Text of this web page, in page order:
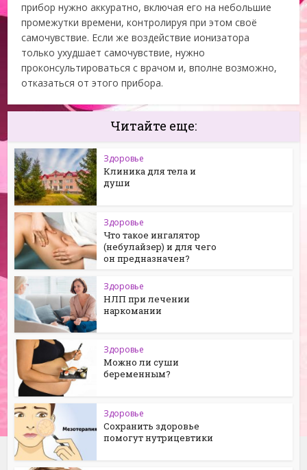
прибор нужно аккуратно, включая его на небольшие
промежутки времени, контролируя при этом своё
самочувствие. Если же воздействие ионизатора
только ухудшает самочувствие, нужно
проконсультироваться с врачом и, вполне возможно,
отказаться от этого прибора.
Читайте еще:
Здоровье
Клиника для тела и
души
Здоровье
Что такое ингалятор
(небулайзер) и для чего
он предназначен?
Здоровье
НЛП при лечении
наркомании
Здоровье
Можно ли суши
беременным?
Здоровье
Сохранить здоровье
помогут нутрицевтики